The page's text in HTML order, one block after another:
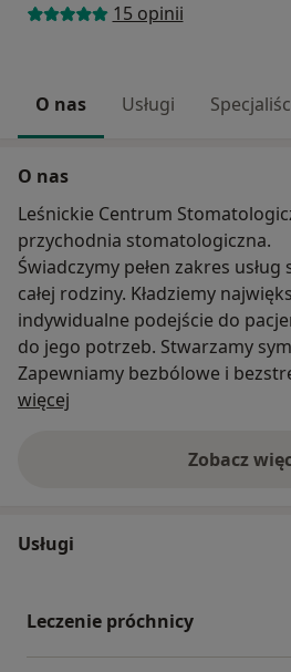
15 opinii
O nas Usługi
O nas
Leśnickie Centrum
przychodnia stomatologiczna.
Świadczymy pełen zakres
całej rodziny. Kładziemy
indywidualne podejście do
do jego potrzeb. Stwarzamy
Zapewniamy bezbólowe i
w maju 2008 r. w zachodniej
komfort, bezpieczeństwo i miłą
usługi stomatologiczne dla
Stosujemy najnowsze
więcej
Zobacz
Usługi
Leczenie próchnicy